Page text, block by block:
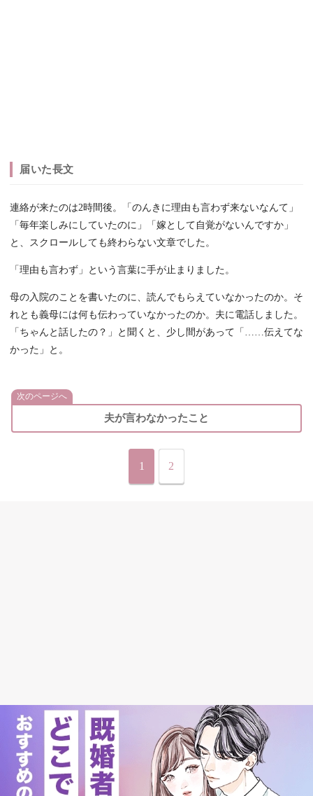
届いた長文
連絡が来たのは2時間後。「のんきに理由も言わず来ないなんて」
「毎年楽しみにしていたのに」「嫁として自覚がないんですか」
と、スクロールしても終わらない文章でした。
「理由も言わず」という言葉に手が止まりました。
母の入院のことを書いたのに、読んでもらえていなかったのか。そ
れとも義母には何も伝わっていなかったのか。夫に電話しました。
「ちゃんと話したの？」と聞くと、少し間があって「……伝えてな
かった」と。
次のページへ
夫が言わなかったこと
1 2